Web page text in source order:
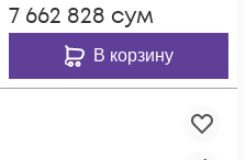
7 662 828 сум
В корзину